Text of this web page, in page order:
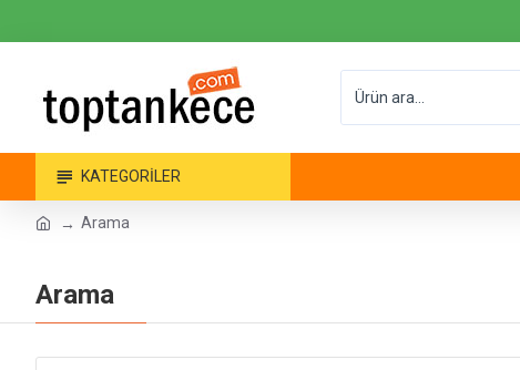
KATEGORILER
Arama
Arama